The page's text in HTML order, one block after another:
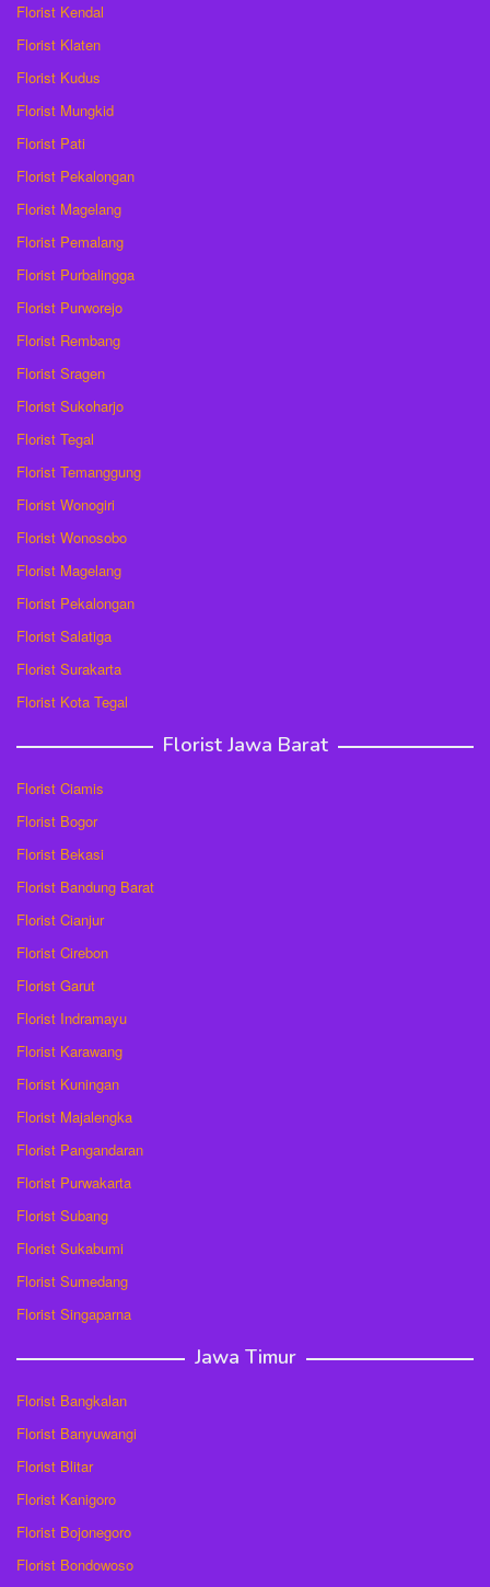
Florist Kendal
Florist Klaten
Florist Kudus
Florist Mungkid
Florist Pati
Florist Pekalongan
Florist Magelang
Florist Pemalang
Florist Purbalingga
Florist Purworejo
Florist Rembang
Florist Sragen
Florist Sukoharjo
Florist Tegal
Florist Temanggung
Florist Wonogiri
Florist Wonosobo
Florist Magelang
Florist Pekalongan
Florist Salatiga
Florist Surakarta
Florist Kota Tegal
Florist Jawa Barat
Florist Ciamis
Florist Bogor
Florist Bekasi
Florist Bandung Barat
Florist Cianjur
Florist Cirebon
Florist Garut
Florist Indramayu
Florist Karawang
Florist Kuningan
Florist Majalengka
Florist Pangandaran
Florist Purwakarta
Florist Subang
Florist Sukabumi
Florist Sumedang
Florist Singaparna
Jawa Timur
Florist Bangkalan
Florist Banyuwangi
Florist Blitar
Florist Kanigoro
Florist Bojonegoro
Florist Bondowoso